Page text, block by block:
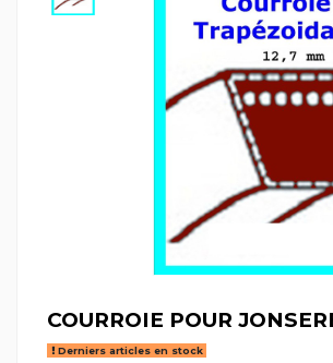
COURROIE POUR
Derniers articles en stock